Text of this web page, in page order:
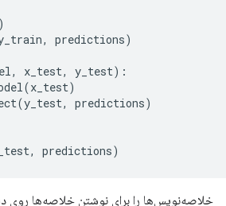
)
, predictions)
, x_test, y_test):
(x_test)
(y_test, predictions)
, predictions)
خلاصه‌نویس‌ها را برای نوشتن خلاصه‌ها روی